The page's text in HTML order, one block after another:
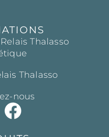
Thalasso
Thalasso
nous